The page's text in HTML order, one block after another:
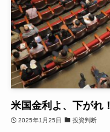
米国金利よ、下がれ！
2025年1月25日 投資判断